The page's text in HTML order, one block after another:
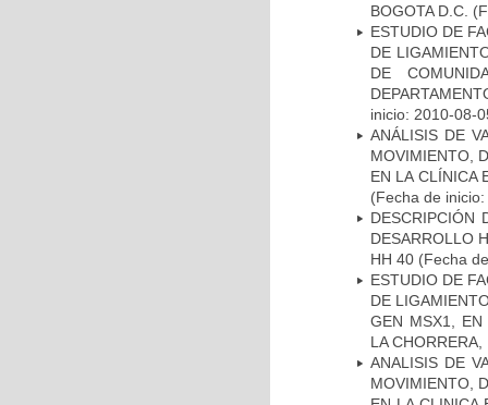
BOGOTA D.C.
ESTUDIO DE
DE
DE
inicio: 2010-08-
ANÁLISIS DE
MOVIMIENTO,
EN LA CLÍNICA
(Fecha de
DESCRIPCIÓN
DESARROLLO
HH 40 (Fecha
ESTUDIO DE
DE
GEN MSX1, EN
LA
ANALISIS DE
MOVIMIENTO,